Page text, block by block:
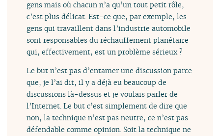
gens mais où chacun n’a qu’un tout petit rôle,
c’est plus délicat. Est-ce que, par exemple, les
gens qui travaillent dans l’industrie automobile
sont responsables du réchauffement planétaire
qui, effectivement, est un problème sérieux ?
Le but n’est pas d’entamer une discussion parce
que, je l’ai dit, il y a déjà eu beaucoup de
discussions là-dessus et je voulais parler de
l’Internet. Le but c’est simplement de dire que
non, la technique n’est pas neutre, ce n’est pas
défendable comme opinion. Soit la technique ne